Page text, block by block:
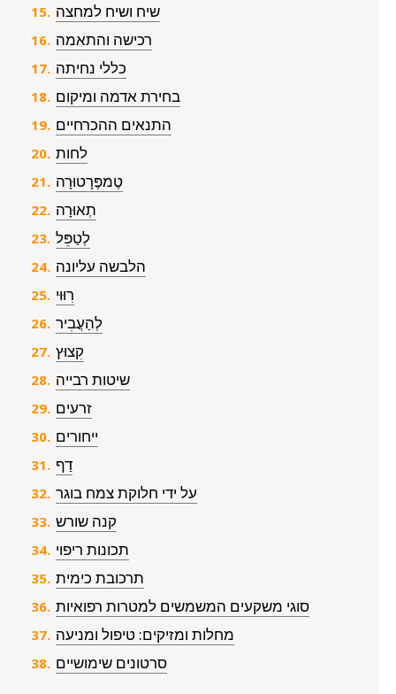
שיח ושיח למחצה
רכישה והתאמה
כללי נחיתה
בחירת אדמה ומיקום
התנאים ההכרחיים
לחות
טֶמפֶּרָטוּרָה
תְאוּרָה
לְטַפֵּל
הלבשה עליונה
רִוּוּי
לְהַעֲבִיר
קִצוּץ
שיטות רבייה
זרעים
ייחורים
דַף
על ידי חלוקת צמח בוגר
קנה שורש
תכונות ריפוי
תרכובת כימית
סוגי משקעים המשמשים למטרות רפואיות
מחלות ומזיקים: טיפול ומניעה
סרטונים שימושיים